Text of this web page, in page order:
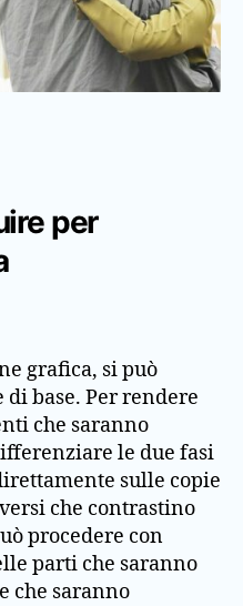
per
grafica, si può
base. Per rendere
che saranno
le due fasi
sulle copie
che contrastino
procedere con
parti che saranno
che saranno